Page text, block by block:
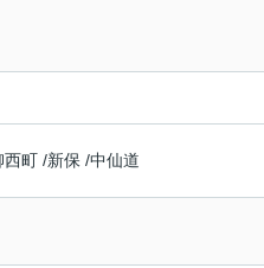
西町 /新保 /中仙道